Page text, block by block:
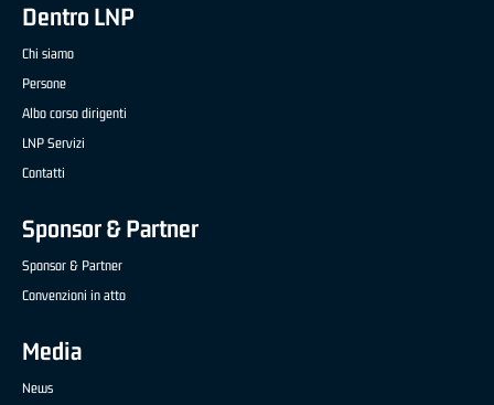
Dentro LNP
Chi siamo
Persone
Albo corso dirigenti
LNP Servizi
Contatti
Sponsor & Partner
Sponsor & Partner
Convenzioni in atto
Media
News